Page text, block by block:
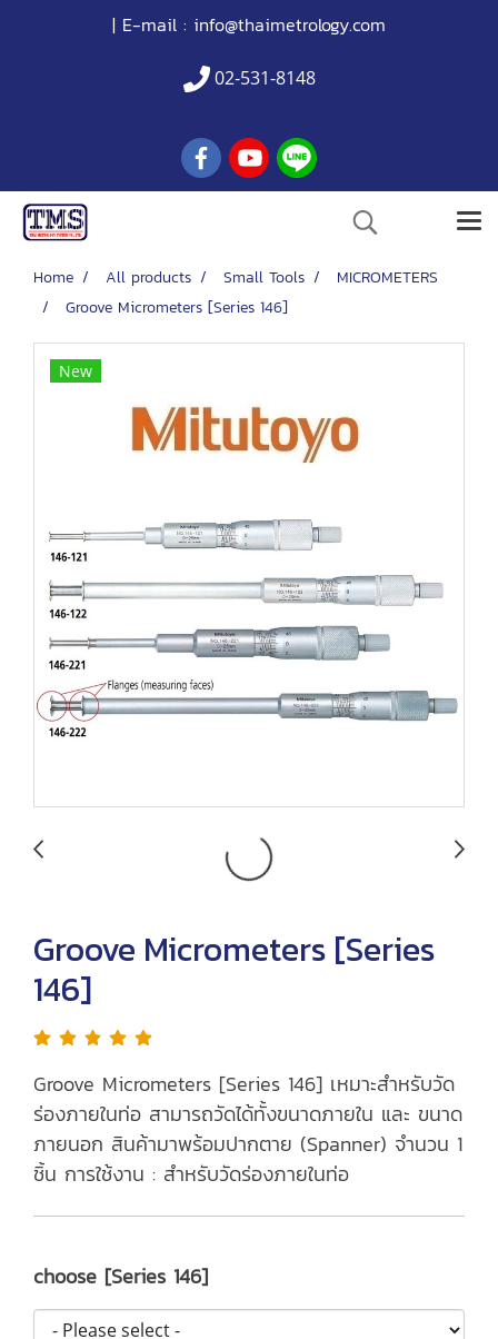
| E-mail : info@thaimetrology.com
02-531-8148
Home All products Small Tools
MICROMETERS
Groove Micrometers [Series 146]
New
Groove Micrometers [Series
146]
Groove Micrometers [Series 146] เหมาะสำหรับวัด
ร่องภายในท่อ สามารถวัดได้ทั้งขนาดภายใน และ ขนาด
ภายนอก สินค้ามาพร้อมปากตาย (Spanner) จำนวน 1
ชิ้น การใช้งาน : สำหรับวัดร่องภายในท่อ
choose [Series 146]